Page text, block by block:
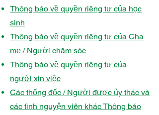
Thông báo về quyền riêng tư của học
sinh
Thông báo về quyền riêng tư của Cha
mẹ / Người chăm sóc
Thông báo về quyền riêng tư của
người xin việc
Các thống đốc / Người được ủy thác và
các tình nguyện viên khác Thông báo